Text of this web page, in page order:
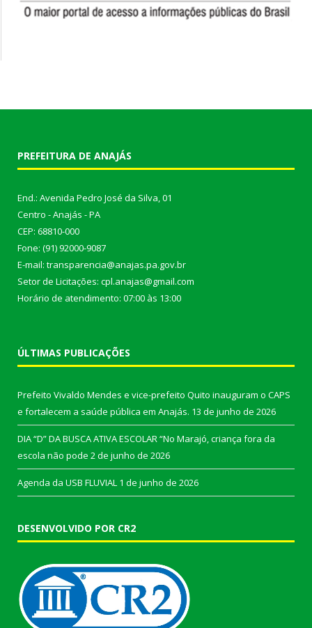
PREFEITURA DE ANAJÁS
End.: Avenida Pedro José da Silva, 01
Centro - Anajás - PA
CEP: 68810-000
Fone: (91) 92000-9087
E-mail: transparencia@anajas.pa.gov.br
Setor de Licitações: cpl.anajas@gmail.com
Horário de atendimento: 07:00 às 13:00
ÚLTIMAS PUBLICAÇÕES
Prefeito Vivaldo Mendes e vice-prefeito Quito inauguram o CAPS
e fortalecem a saúde pública em Anajás. 13 de junho de 2026
DIA “D” DA BUSCA ATIVA ESCOLAR “No Marajó, criança fora da
escola não pode 2 de junho de 2026
Agenda da USB FLUVIAL 1 de junho de 2026
DESENVOLVIDO POR CR2